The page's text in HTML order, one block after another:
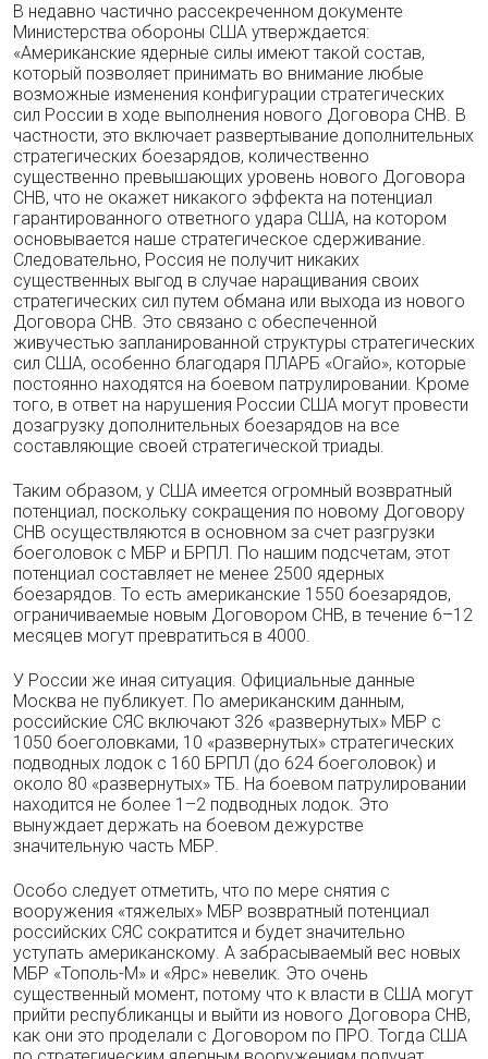
В недавно частично рассекреченном документе
Министерства обороны США утверждается:
«Американские ядерные силы имеют такой состав,
который позволяет принимать во внимание любые
возможные изменения конфигурации стратегических
сил России в ходе выполнения нового Договора СНВ. В
частности, это включает развертывание дополнительных
стратегических боезарядов, количественно
существенно превышающих уровень нового Договора
СНВ, что не окажет никакого эффекта на потенциал
гарантированного ответного удара США, на котором
основывается наше стратегическое сдерживание.
Следовательно, Россия не получит никаких
существенных выгод в случае наращивания своих
стратегических сил путем обмана или выхода из нового
Договора СНВ. Это связано с обеспеченной
живучестью запланированной структуры стратегических
сил США, особенно благодаря ПЛАРБ «Огайо», которые
постоянно находятся на боевом патрулировании. Кроме
того, в ответ на нарушения России США могут провести
дозагрузку дополнительных боезарядов на все
составляющие своей стратегической триады.
Таким образом, у США имеется огромный возвратный
потенциал, поскольку сокращения по новому Договору
СНВ осуществляются в основном за счет разгрузки
боеголовок с МБР и БРПЛ. По нашим подсчетам, этот
потенциал составляет не менее 2500 ядерных
боезарядов. То есть американские 1550 боезарядов,
ограничиваемые новым Договором СНВ, в течение 6–12
месяцев могут превратиться в 4000.
У России же иная ситуация. Официальные данные
Москва не публикует. По американским данным,
российские СЯС включают 326 «развернутых» МБР с
1050 боеголовками, 10 «развернутых» стратегических
подводных лодок с 160 БРПЛ (до 624 боеголовок) и
около 80 «развернутых» ТБ. На боевом патрулировании
находится не более 1–2 подводных лодок. Это
вынуждает держать на боевом дежурстве
значительную часть МБР.
Особо следует отметить, что по мере снятия с
вооружения «тяжелых» МБР возвратный потенциал
российских СЯС сократится и будет значительно
уступать американскому. А забрасываемый вес новых
МБР «Тополь-М» и «Ярс» невелик. Это очень
существенный момент, потому что к власти в США могут
прийти республиканцы и выйти из нового Договора СНВ,
как они это проделали с Договором по ПРО. Тогда США